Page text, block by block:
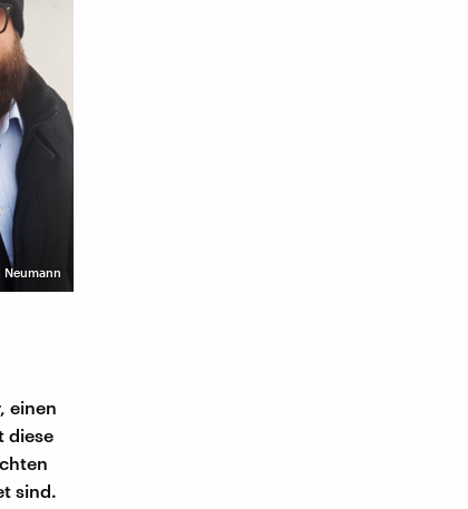
Neumann
einen
diese
sind.